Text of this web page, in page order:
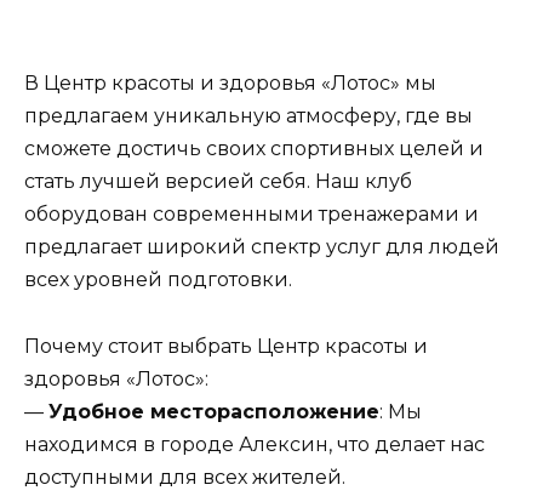
В Центр красоты и здоровья «Лотос» мы
предлагаем уникальную атмосферу, где вы
сможете достичь своих спортивных целей и
стать лучшей версией себя. Наш клуб
оборудован современными тренажерами и
предлагает широкий спектр услуг для людей
всех уровней подготовки.
Почему стоит выбрать Центр красоты и
здоровья «Лотос»:
— Удобное месторасположение: Мы
находимся в городе Алексин, что делает нас
доступными для всех жителей.